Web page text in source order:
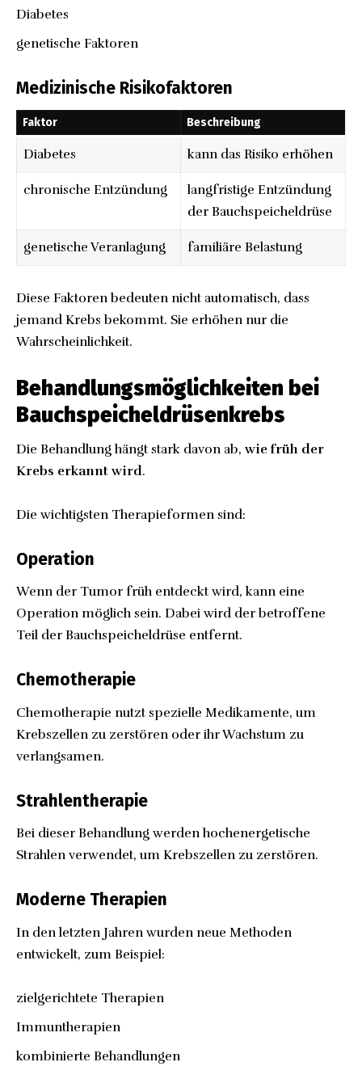
Diabetes
genetische Faktoren
Medizinische Risikofaktoren
Faktor Beschreibung
Diabetes kann das Risiko erhöhen
chronische Entzündung
langfristige Entzündung
der Bauchspeicheldrüse
genetische Veranlagung familiäre Belastung
Diese Faktoren bedeuten nicht automatisch, dass
jemand Krebs bekommt. Sie erhöhen nur die
Wahrscheinlichkeit.
Behandlungsmöglichkeiten bei
Bauchspeicheldrüsenkrebs
Die Behandlung hängt stark davon ab, wie früh der
Krebs erkannt wird.
Die wichtigsten Therapieformen sind:
Operation
Wenn der Tumor früh entdeckt wird, kann eine
Operation möglich sein. Dabei wird der betroffene
Teil der Bauchspeicheldrüse entfernt.
Chemotherapie
Chemotherapie nutzt spezielle Medikamente, um
Krebszellen zu zerstören oder ihr Wachstum zu
verlangsamen.
Strahlentherapie
Bei dieser Behandlung werden hochenergetische
Strahlen verwendet, um Krebszellen zu zerstören.
Moderne Therapien
In den letzten Jahren wurden neue Methoden
entwickelt, zum Beispiel:
zielgerichtete Therapien
Immuntherapien
kombinierte Behandlungen